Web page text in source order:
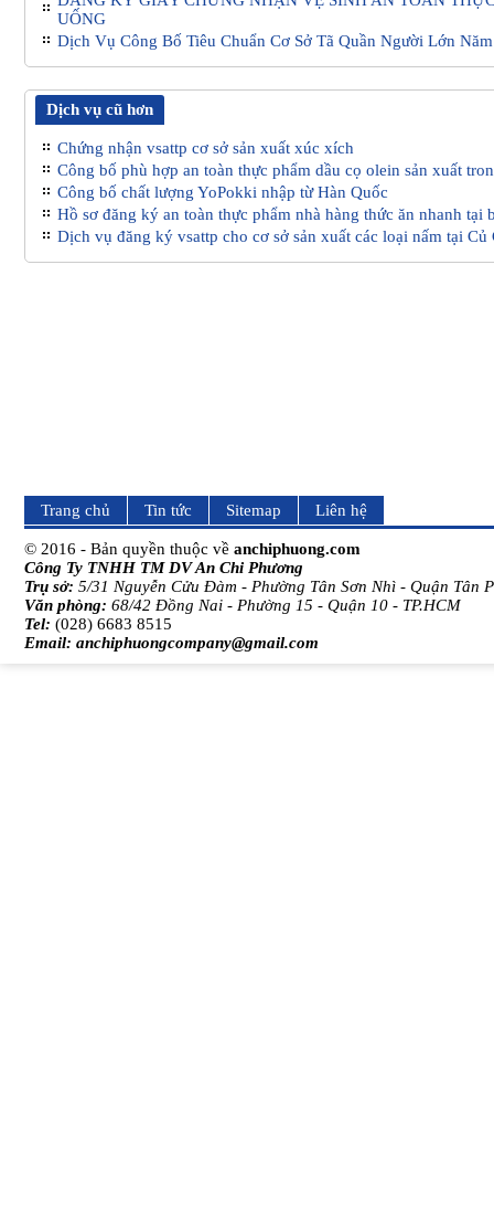
UỐNG
Dịch Vụ Công Bố Tiêu Chuẩn Cơ Sở Tã Quần Người Lớn
Dịch vụ cũ hơn
Chứng nhận vsattp cơ sở sản xuất xúc xích
Công bố phù hợp an toàn thực phẩm dầu cọ olein sản xuất
Công bố chất lượng YoPokki nhập từ Hàn Quốc
Hồ sơ đăng ký an toàn thực phẩm nhà hàng thức ăn nhanh tại
Dịch vụ đăng ký vsattp cho cơ sở sản xuất các loại nấm tại Củ
Trang chủ Tin tức Sitemap Liên hệ
© 2016 - Bản quyền thuộc về anchiphuong.com
Công Ty TNHH TM DV An Chi Phương
Trụ sở: 5/31 Nguyễn Cửu Đàm - Phường Tân Sơn Nhì - Quận Tân
Văn phòng: 68/42 Đồng Nai - Phường 15 - Quận 10 - TP.HCM
Tel: (028) 6683 8515
Email: anchiphuongcompany@gmail.com